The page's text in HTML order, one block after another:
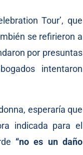
Tour’, que
se refirieron a
por presuntas
intentaron
esperaría que
indicada para el
“no es un daño